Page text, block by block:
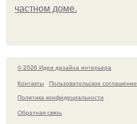
частном доме.
© 2026 Идеи дизайна интерьера
Контакты
Пользовательское соглашение
Политика конфидециальности
Обратная связь